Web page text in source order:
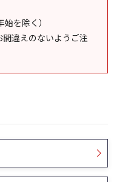
を除く）
違えのないようご注